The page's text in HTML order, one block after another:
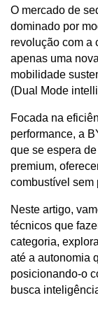
O mercado de
dominado por
revolução com a
apenas uma
mobilidade
(Dual Mode
Focada na
performance, a
que se espera
premium,
combustível sem
Neste artigo,
técnicos que
categoria,
até a autonomia
posicionando-o
busca